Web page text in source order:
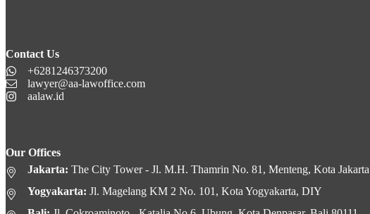
Contact Us
+6281246373200
lawyer@aa-lawoffice.com
aalaw.id
Our Offices
Jakarta: The City Tower - Jl. M.H. Thamrin No. 81, Menteng, Kota
Yogyakarta: Jl. Magelang KM 2 No. 101, Kota Yogyakarta, DIY